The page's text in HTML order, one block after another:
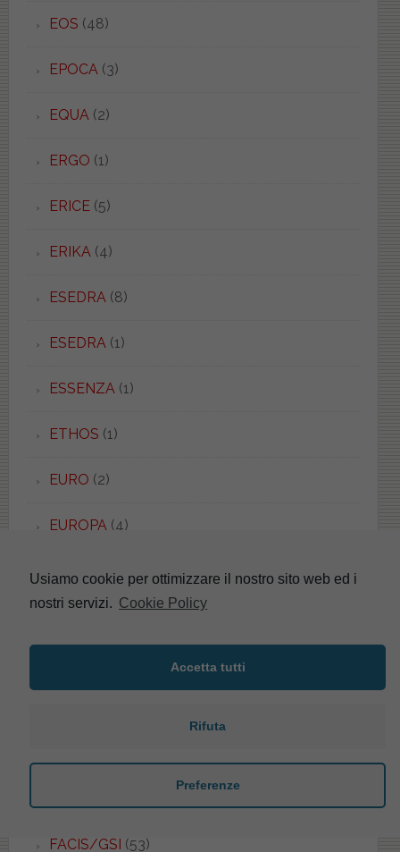
EOS (48)
EPOCA (3)
EQUA (2)
ERGO (1)
ERICE(5)
ERIKA (4)
ESEDRA (8)
ESEDRA (1)
ESSENZA (1)
ETHOS (1)
EURO (2)
EUROPA (4)
EUROPA(5)
FACIS/GSI (53)
Usiamo cookie per ottimizzare il nostro sito web ed i
nostri servizi. Cookie Policy
Accetta tutti
Rifuta
Preferenze